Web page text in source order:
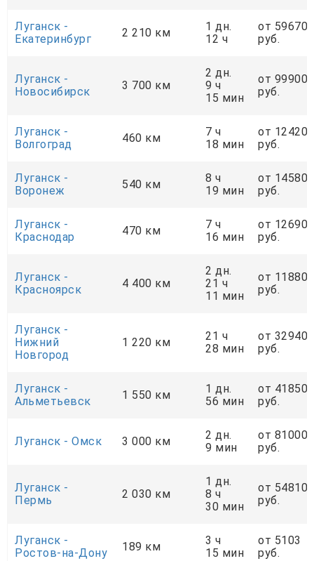
Луганск -
Екатеринбург
2 210 км
1 дн.
12 ч
от 59670
руб.
Луганск -
Новосибирск
3 700 км
2 дн.
9 ч
15 мин
от 99900
руб.
Луганск -
Волгоград
460 км
7 ч
18 мин
от 12420
руб.
Луганск -
Воронеж
540 км
8 ч
19 мин
от 14580
руб.
Луганск -
Краснодар
470 км
7 ч
16 мин
от 12690
руб.
Луганск -
Красноярск
4 400 км
2 дн.
21 ч
11 мин
от 118800
руб.
Луганск -
Нижний
Новгород
1 220 км
21 ч
28 мин
от 32940
руб.
Луганск -
Альметьевск
1 550 км
1 дн.
56 мин
от 41850
руб.
Луганск - Омск 3 000 км
2 дн.
9 мин
от 81000
руб.
Луганск -
Пермь
2 030 км
1 дн.
8 ч
30 мин
от 54810
руб.
Луганск -
Ростов-на-Дону
189 км
3 ч
15 мин
от 5103
руб.